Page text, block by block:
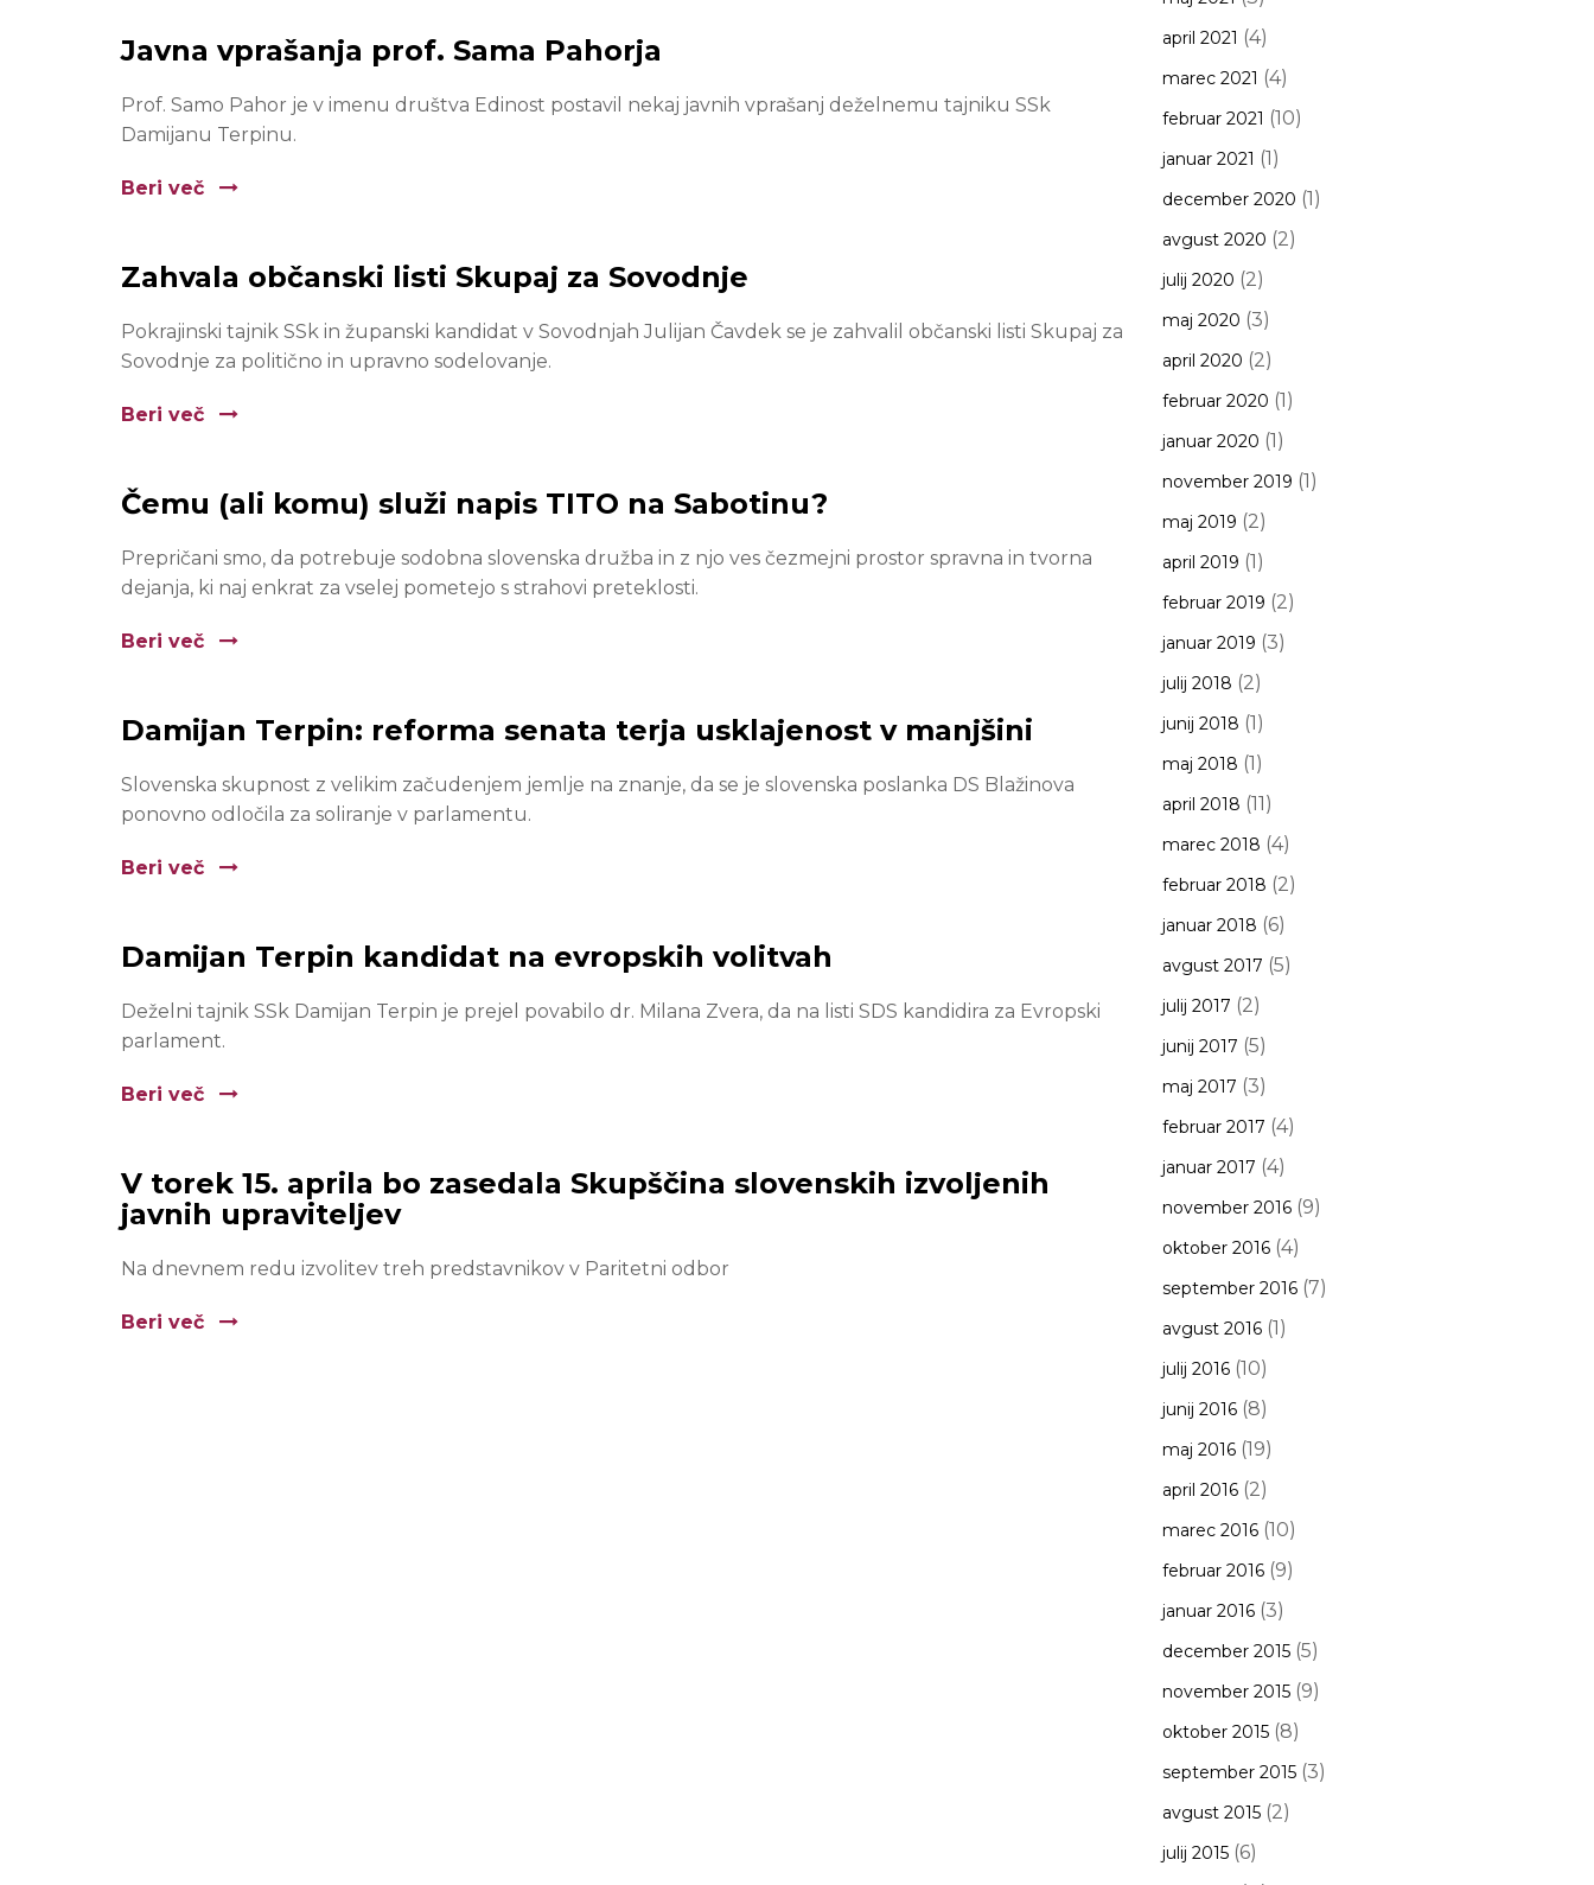
Javna vprašanja prof. Sama Pahorja
Prof. Samo Pahor je v imenu društva Edinost postavil nekaj javnih vprašanj deželnemu tajniku SSk
Damijanu Terpinu.
Beri več
Zahvala občanski listi Skupaj za Sovodnje
Pokrajinski tajnik SSk in županski kandidat v Sovodnjah Julijan Čavdek se je zahvalil občanski listi Skupaj za
Sovodnje za politično in upravno sodelovanje.
Beri več
Čemu (ali komu) služi napis TITO na Sabotinu?
Prepričani smo, da potrebuje sodobna slovenska družba in z njo ves čezmejni prostor spravna in tvorna
dejanja, ki naj enkrat za vselej pometejo s strahovi preteklosti.
Beri več
Damijan Terpin: reforma senata terja usklajenost v manjšini
Slovenska skupnost z velikim začudenjem jemlje na znanje, da se je slovenska poslanka DS Blažinova
ponovno odločila za soliranje v parlamentu.
Beri več
Damijan Terpin kandidat na evropskih volitvah
Deželni tajnik SSk Damijan Terpin je prejel povabilo dr. Milana Zvera, da na listi SDS kandidira za Evropski
parlament.
Beri več
V torek 15. aprila bo zasedala Skupščina slovenskih izvoljenih
javnih upraviteljev
Na dnevnem redu izvolitev treh predstavnikov v Paritetni odbor
Beri več
april 2021 (4)
marec 2021 (4)
februar 2021 (10)
januar 2021 (1)
december 2020 (1)
avgust 2020 (2)
julij 2020 (2)
maj 2020 (3)
april 2020 (2)
februar 2020 (1)
januar 2020 (1)
november 2019 (1)
maj 2019 (2)
april 2019 (1)
februar 2019 (2)
januar 2019 (3)
julij 2018 (2)
junij 2018 (1)
maj 2018 (1)
april 2018 (11)
marec 2018 (4)
februar 2018 (2)
januar 2018 (6)
avgust 2017 (5)
julij 2017 (2)
junij 2017 (5)
maj 2017 (3)
februar 2017 (4)
januar 2017 (4)
november 2016(9)
oktober 2016(4)
september 2016(7)
avgust 2016(1)
julij 2016(10)
junij 2016(8)
maj 2016(19)
april 2016(2)
marec 2016(10)
februar 2016(9)
januar 2016(3)
december 2015(5)
november 2015(9)
oktober 2015(8)
september 2015(3)
avgust 2015(2)
julij 2015(6)